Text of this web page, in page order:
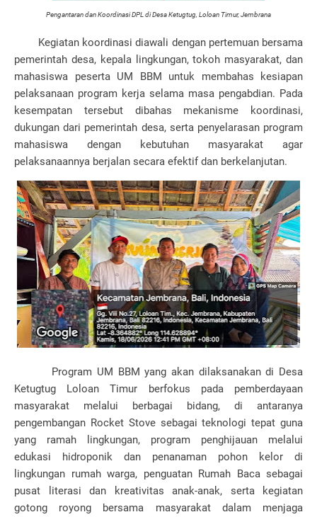
Pengantaran dan Koordinasi DPL di Desa Ketugtug, Loloan Timur, Jembrana
Kegiatan koordinasi diawali dengan pertemuan bersama
pemerintah desa, kepala lingkungan, tokoh masyarakat, dan
mahasiswa peserta UM BBM untuk membahas kesiapan
pelaksanaan program kerja selama masa pengabdian. Pada
kesempatan tersebut dibahas mekanisme koordinasi,
dukungan dari pemerintah desa, serta penyelarasan program
mahasiswa dengan kebutuhan masyarakat agar
pelaksanaannya berjalan secara efektif dan berkelanjutan.
Program UM BBM yang akan dilaksanakan di Desa
Ketugtug Loloan Timur berfokus pada pemberdayaan
masyarakat melalui berbagai bidang, di antaranya
pengembangan Rocket Stove sebagai teknologi tepat guna
yang ramah lingkungan, program penghijauan melalui
edukasi hidroponik dan penanaman pohon kelor di
lingkungan rumah warga, penguatan Rumah Baca sebagai
pusat literasi dan kreativitas anak-anak, serta kegiatan
gotong royong bersama masyarakat dalam menjaga